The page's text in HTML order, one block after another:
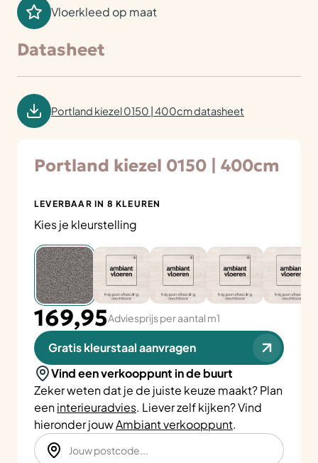
Vloerkleed op maat
Datasheet
Portland kiezel 0150 | 400cm datasheet
Portland kiezel 0150 | 400cm
LEVERBAAR IN 8 KLEUREN
Kies je kleurstelling
169,95Adviesprijs per aantal m1
Gratis kleurstaal aanvragen
Vind een verkooppunt in de buurt
Zeker weten dat je de juiste keuze maakt? Plan
eeninterieuradvies. Liever zelf kijken? Vind
hieronder jouwAmbiant verkooppunt.